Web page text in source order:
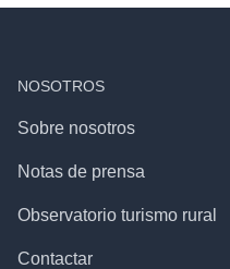
NOSOTROS
Sobre nosotros
Notas de prensa
Observatorio turismo rural
Contactar